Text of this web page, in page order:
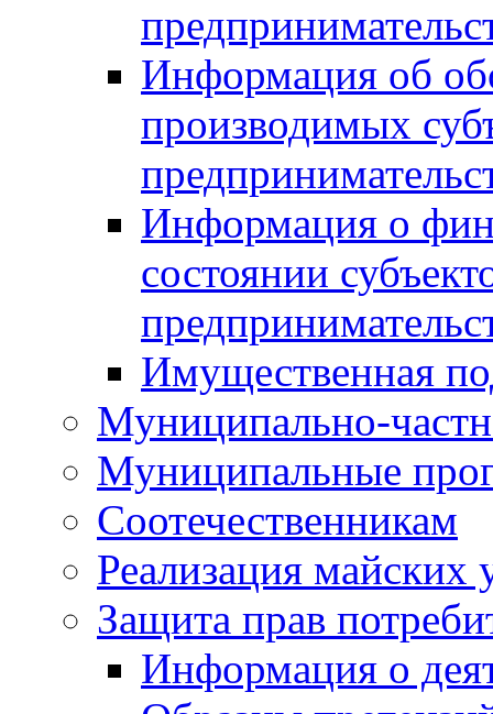
Информация об
производимых
Информация о
состоянии
Имущественная
Муниципально-
Муниципальные
Соотечественникам
Реализация майских
Защита прав
Информация о